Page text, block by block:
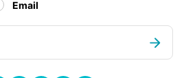
Email